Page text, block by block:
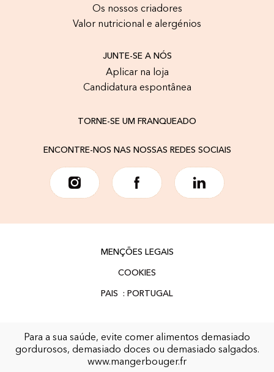
Os nossos criadores
Valor nutricional e alergénios
JUNTE-SE A NÓS
Aplicar na loja
Candidatura espontânea
TORNE-SE UM FRANQUEADO
ENCONTRE-NOS NAS NOSSAS REDES SOCIAIS
MENÇÕES LEGAIS
COOKIES
Para a sua saúde, evite comer alimentos demasiado
gordurosos, demasiado doces ou demasiado salgados.
www.mangerbouger.fr